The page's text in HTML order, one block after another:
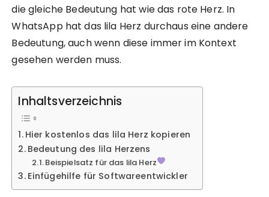
die gleiche Bedeutung hat wie das rote Herz. In
WhatsApp hat das lila Herz durchaus eine andere
Bedeutung, auch wenn diese immer im Kontext
gesehen werden muss.
Inhaltsverzeichnis
Hier kostenlos das lila Herz kopieren
Bedeutung des lila Herzens
Beispielsatz für das lila Herz
Einfügehilfe für Softwareentwickler